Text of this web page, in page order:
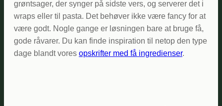
grøntsager, der synger på sidste vers, og serverer det i
wraps eller til pasta. Det behøver ikke være fancy for at
være godt. Nogle gange er løsningen bare at bruge få,
gode råvarer. Du kan finde inspiration til netop den type
dage blandt vores opskrifter med få ingredienser.